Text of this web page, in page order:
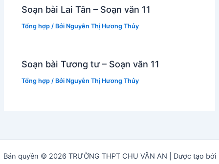
Soạn bài Lai Tân – Soạn văn 11
Tổng hợp / Bởi Nguyễn Thị Hương Thủy
Soạn bài Tương tư – Soạn văn 11
Tổng hợp / Bởi Nguyễn Thị Hương Thủy
Bản quyền © 2026 TRƯỜNG THPT CHU VĂN AN | Được tạo bởi